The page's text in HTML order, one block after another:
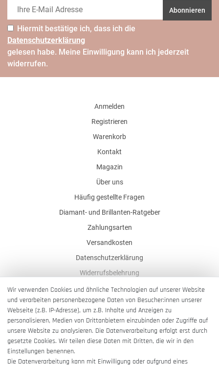
Abonnieren
Hiermit bestätige ich, dass ich die
Daten­schutz­erklärung
gelesen habe. Meine Einwilligung kann ich jederzeit
widerrufen.
Anmelden
Registrieren
Warenkorb
Kontakt
Magazin
Über uns
Häufig gestellte Fragen
Diamant- und Brillanten-Ratgeber
Zahlungsarten
Versandkosten
Datenschutzerklärung
Widerrufsbelehrung
AGB
Impressum
Barrierefreiheitserklärung
Wir verwenden Cookies und ähnliche Technologien auf unserer Website
und verarbeiten personenbezogene Daten von Besucher:innen unserer
Webseite (z.B. IP-Adresse), um z.B. Inhalte und Anzeigen zu
personalisieren, Medien von Drittanbietern einzubinden oder Zugriffe auf
unsere Website zu analysieren. Die Datenverarbeitung erfolgt erst durch
gesetzte Cookies. Wir teilen diese Daten mit Dritten, die wir in den
Einstellungen benennen.
Die Datenverarbeitung kann mit Einwilligung oder aufgrund eines